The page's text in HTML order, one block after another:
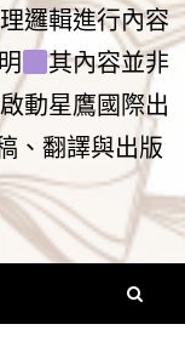
邏輯進行內容
其內容並非
動星鷹國際出
、翻譯與出版